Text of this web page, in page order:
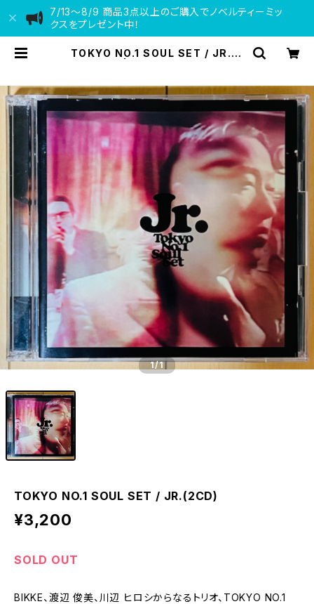
7/13〜8/9 商品3点以上のご購入でノベルティーミッ
クスをプレゼント中！
TOKYO NO.1 SOUL SET / JR.(2
1/1
TOKYO NO.1 SOUL SET / JR.(2CD)
¥3,200
SOLD OUT
BIKKE、渡辺 俊美、川辺 ヒロシからなるトリオ、TOKYO NO.1